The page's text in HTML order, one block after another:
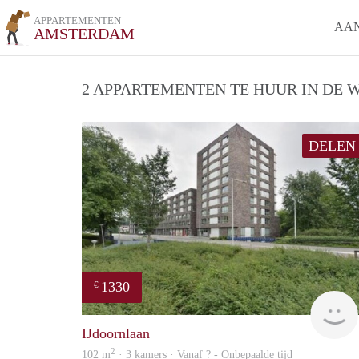
APPARTEMENTEN
AMSTERDAM
2 APPARTEMENTEN TE HUUR IN DE
DELEN
€ 1330
IJdoornlaan
102 m2 · 3 kamers · Vanaf ? - Onbepaalde tijd